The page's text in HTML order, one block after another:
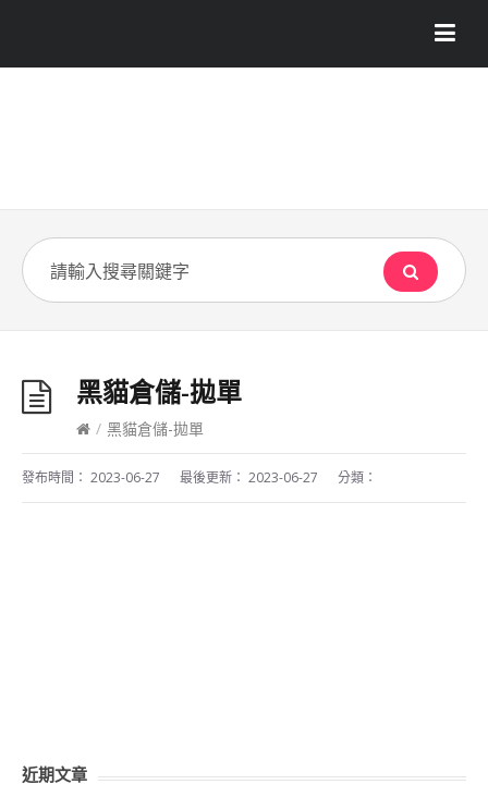
黑貓倉儲-拋單
/ 黑貓倉儲-拋單
發布時間： 2023-06-27 最後更新： 2023-06-27 分類：
近期文章